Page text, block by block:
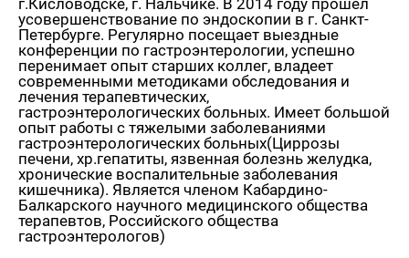
г.Кисловодске, г. Нальчике. В 2014 году прошел
усовершенствование по эндоскопии в г. Санкт-
Петербурге. Регулярно посещает выездные
конференции по гастроэнтерологии, успешно
перенимает опыт старших коллег, владеет
современными методиками обследования и
лечения терапевтических,
гастроэнтерологических больных. Имеет большой
опыт работы с тяжелыми заболеваниями
гастроэнтерологических больных(Циррозы
печени, хр.гепатиты, язвенная болезнь желудка,
хронические воспалительные заболевания
кишечника). Является членом Кабардино-
Балкарского научного медицинского общества
терапевтов, Российского общества
гастроэнтерологов)